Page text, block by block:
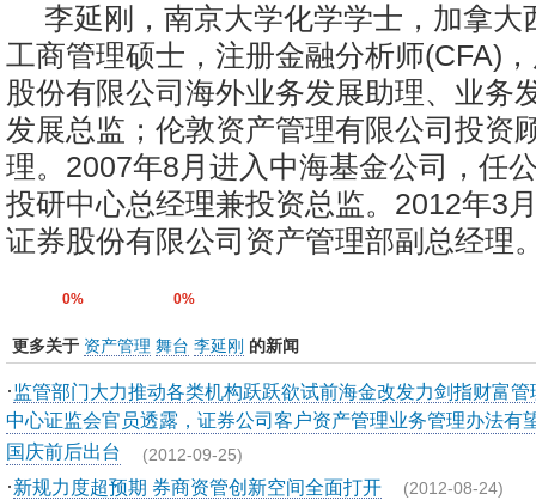
李延刚，南京大学化学学士，加拿大
工商管理硕士，注册金融分析师(CFA)
股份有限公司海外业务发展助理、业务
发展总监；伦敦资产管理有限公司投资
理。2007年8月进入中海基金公司，任
投研中心总经理兼投资总监。2012年3
证券股份有限公司资产管理部副总经理
0% 0%
更多关于 资产管理 舞台 李延刚 的新闻
·监管部门大力推动各类机构跃跃欲试前海金改发力剑指财富管
中心证监会官员透露，证券公司客户资产管理业务管理办法有
国庆前后出台
(2012-09-25)
·新规力度超预期 券商资管创新空间全面打开 (2012-08-24)